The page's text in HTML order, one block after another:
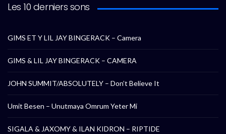
Les 10 derniers sons
GIMS ET Y LIL JAY BINGERACK – Camera
GIMS & LIL JAY BINGERACK – CAMERA
JOHN SUMMIT/ABSOLUTELY – Don’t Believe It
Umit Besen – Unutmaya Omrum Yeter Mi
SIGALA & JAXOMY & ILAN KIDRON – RIPTIDE